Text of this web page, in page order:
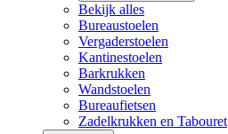
Bekijk alles
Bureaustoelen
Vergaderstoelen
Kantinestoelen
Barkrukken
Wandstoelen
Bureaufietsen
Zadelkrukken en Tabouret